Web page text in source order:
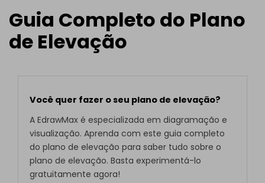
Guia Completo do Plano
de Elevação
Você quer fazer o seu plano de elevação?
A EdrawMax é especializada em diagramação e
visualização. Aprenda com este guia completo
do plano de elevação para saber tudo sobre o
plano de elevação. Basta experimentá-lo
gratuitamente agora!